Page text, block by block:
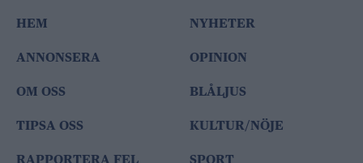
HEM
ANNONSERA
OM OSS
TIPSA OSS
RAPPORTERA FEL
NYHETER
OPINION
BLÅLJUS
KULTUR/NÖJE
SPORT